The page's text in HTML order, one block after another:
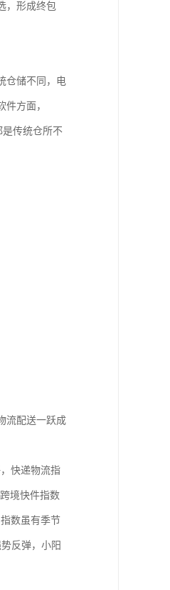
，形成终包
仓储不同，电
方面，
是传统仓所不
流配送一跃成
快递物流指
境快件指数
数虽有季节
反弹，小阳